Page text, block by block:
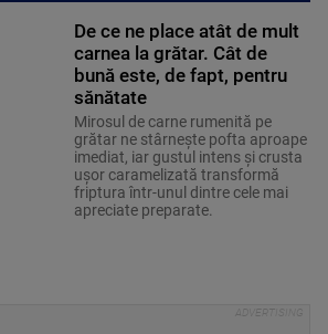
De ce ne place atât de mult
carnea la grătar. Cât de
bună este, de fapt, pentru
sănătate
Mirosul de carne rumenită pe
grătar ne stârnește pofta aproape
imediat, iar gustul intens și crusta
ușor caramelizată transformă
friptura într-unul dintre cele mai
apreciate preparate.